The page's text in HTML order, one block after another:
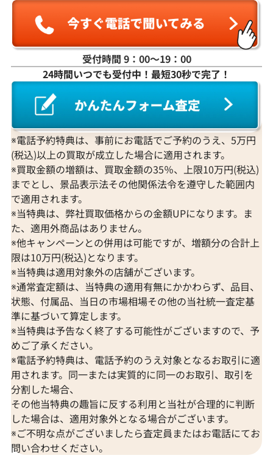
Pt･Pm900 サファイア・ダイヤモンド ピ
アス/イヤリング 0.99・0.28・0.98・
0.28ct
参考買取価格
83,000円
2025年9月10日時点
K18 サファイア
ヤリング 0.26
参考買取価格
66,000円
2025年12月10
K18 サファイア・ダイヤモンド ピアス/イ
ヤリング
参考買取価格
66,000円
2026年2月10日時点
アス/イヤリン
D0.15ct
62,000円
2026年1月10日
受付時間 9：00〜19：00
24時間いつでも受付中！最短30秒で完了！
※電話予約特典は、事前にお電話でご予約のうえ、5万円
(税込)以上の買取が成立した場合に適用されます。
※買取金額の増額は、買取金額の35％、上限10万円(税込)
までとし、景品表示法その他関係法令を遵守した範囲内
で適用されます。
※当特典は、弊社買取価格からの金額UPになります。ま
た、適用外商品はありません。
※他キャンペーンとの併用は可能ですが、増額分の合計上
限は10万円(税込)となります。
※当特典は適用対象外の店舗がございます。
※通常査定額は、当特典の適用有無にかかわらず、品目、
状態、付属品、当日の市場相場その他の当社統一査定基
準に基づいて算定します。
※当特典は予告なく終了する可能性がございますので、予
めご了承ください。
※電話予約特典は、電話予約のうえ対象となるお取引に適
用されます。同一または実質的に同一のお取引、取引を
分割した場合、
その他当特典の趣旨に反する利用と当社が合理的に判断
した場合は、適用対象外となる場合がございます。
※ご不明な点がございましたら査定員またはお電話にてお
問い合わせください。